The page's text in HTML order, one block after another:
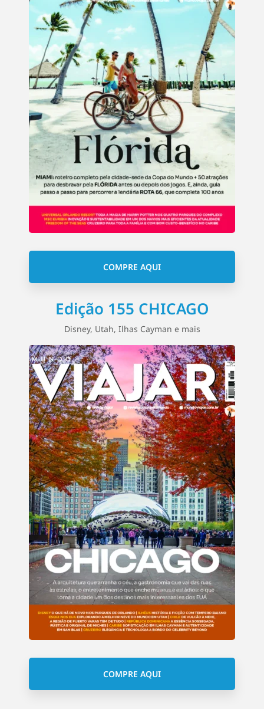
COMPRE AQUI
Edição 155 CHICAGO
Disney, Utah, Ilhas Cayman e mais
COMPRE AQUI